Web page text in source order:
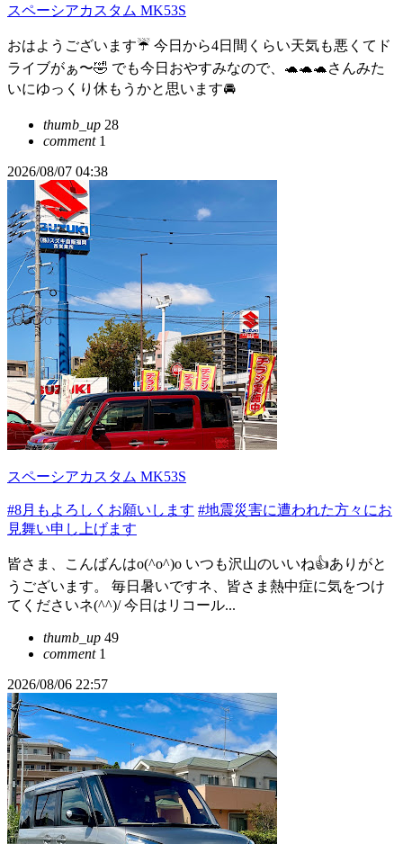
スペーシアカスタム MK53S
おはようございます☔ 今日から4日間くらい天気も悪くてド
ライブがぁ〜🤣 でも今日おやすみなので、🐢🐢🐢さんみた
いにゆっくり休もうかと思います🚘️
thumb_up 28
comment1
2026/08/07 04:38
スペーシアカスタム MK53S
#8月もよろしくお願いします #地震災害に遭われた方々にお
見舞い申し上げます
皆さま、こんばんはo(^o^)o いつも沢山のいいね👍ありがと
うございます。 毎日暑いですネ、皆さま熱中症に気をつけ
てくださいネ(^^)/ 今日はリコール...
thumb_up 49
comment1
2026/08/06 22:57